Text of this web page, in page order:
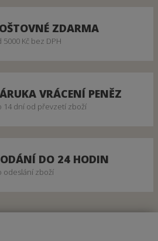
ZDARMA
5000 Kč bez DPH
VRÁCENÍ PENĚZ
14 dní od převzetí zboží
DO 24 HODIN
odeslání zboží